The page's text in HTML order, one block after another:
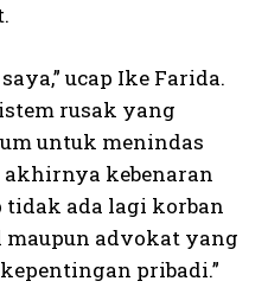
ucap Ike Farida.
rusak yang
untuk menindas
akhirnya kebenaran
tidak ada lagi korban
advokat yang
pribadi.”